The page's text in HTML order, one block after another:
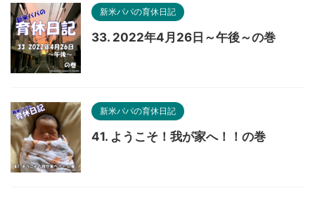
新米パパの育休日記
33. 2022年4月26日～午後～の巻
新米パパの育休日記
41. ようこそ！我が家へ！！の巻